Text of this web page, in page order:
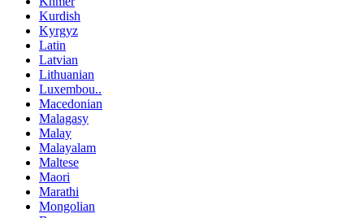
Kurdish
Kyrgyz
Latin
Latvian
Lithuanian
Luxembou..
Macedonian
Malagasy
Malay
Malayalam
Maltese
Maori
Marathi
Mongolian